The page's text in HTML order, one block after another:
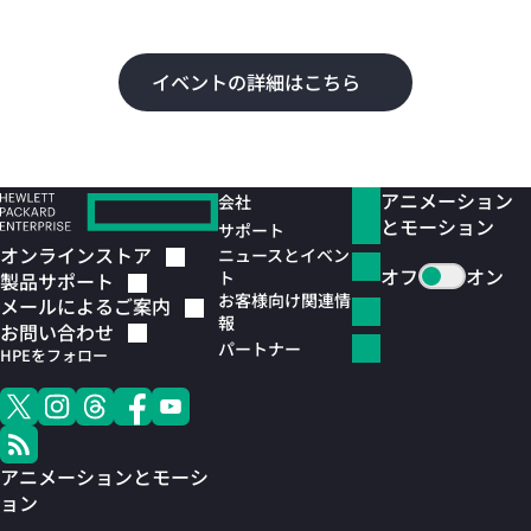
イベントの詳細はこちら
オンラインストア
製品サポート
メールによるご案内
お問い合わせ
HPEをフォロー
アニメーションとモーシ
ョン
会社
サポート
ニュースとイベン
ト
お客様向け関連情
報
パートナー
アニメーション
とモーション
オフ
オン